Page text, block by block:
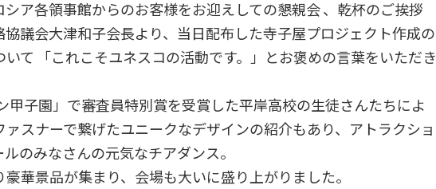
ア各領事館からのお客様をお迎えしての懇親会 、乾杯のご挨拶
議会大津和子会長より、当日配布した寺子屋プロジェクト作成の
いて 「これこそユネスコの活動です。」とお褒めの言葉をいただき
甲子園」で審査員特別賞を受賞した平岸高校の生徒さんたちによ
スナーで繋げたユニークなデザインの紹介もあり、アトラクショ
のみなさんの元気なチアダンス。
華景品が集まり、会場も大いに盛り上がりました。